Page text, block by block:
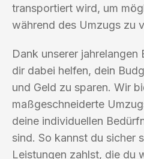
transportiert wird, um
während des Umzugs zu
Dank unserer
dir dabei helfen, dein
und Geld zu sparen. Wir
maßgeschneiderte
deine individuellen
sind. So kannst du sicher
Leistungen zahlst, die du